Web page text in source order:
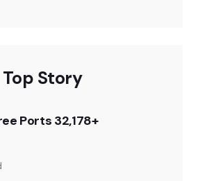
Top Story
Ports 32,178+